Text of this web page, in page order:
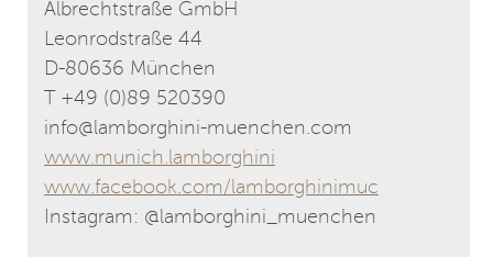
Albrechtstraße GmbH
Leonrodstraße 44
D-80636 München
T +49 (0)89 520390
info@lamborghini-muenchen.com
www.munich.lamborghini
www.facebook.com/lamborghinimuc
Instagram: @lamborghini_muenchen